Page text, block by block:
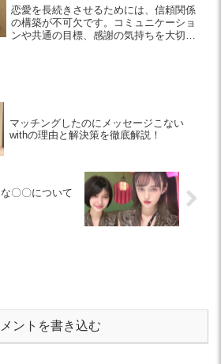
恋愛を長続きさせるためには、信頼関係
の構築が不可欠です。コミュニケーショ
ンや共通の目標、感謝の気持ちを大切に
マッチングしたのにメッセージこない
withの理由と解決策を徹底解説！
〇〇について
ントを書き込む